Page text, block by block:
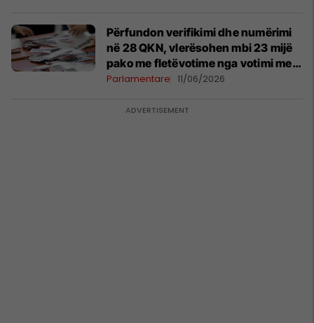
Përfundon verifikimi dhe numërimi
në 28 QKN, vlerësohen mbi 23 mijë
pako me fletëvotime nga votimi me
postë
Parlamentare 11/06/2026